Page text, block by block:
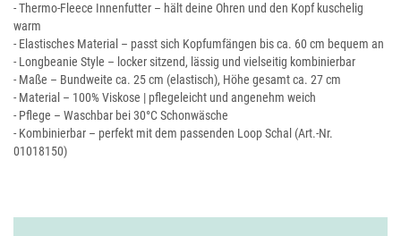
- Thermo-Fleece Innenfutter – hält deine Ohren und den Kopf kuschelig
warm
- Elastisches Material – passt sich Kopfumfängen bis ca. 60 cm bequem an
- Longbeanie Style – locker sitzend, lässig und vielseitig kombinierbar
- Maße – Bundweite ca. 25 cm (elastisch), Höhe gesamt ca. 27 cm
- Material – 100% Viskose | pflegeleicht und angenehm weich
- Pflege – Waschbar bei 30°C Schonwäsche
- Kombinierbar – perfekt mit dem passenden Loop Schal (Art.-Nr.
01018150)